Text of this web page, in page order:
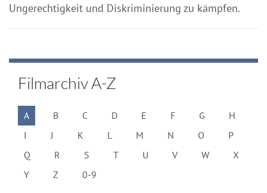
Ungerechtigkeit und Diskriminierung zu kämpfen.
Filmarchiv A-Z
A B C D E F G
H
I
J K L M N O
P
Q
R S T U V W
X
Y
Z 0-9